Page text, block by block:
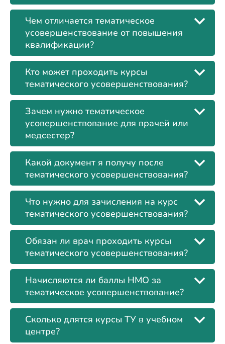
Чем отличается тематическое
усовершенствование от повышения
квалификации?
Кто может проходить курсы
тематического усовершенствования?
Зачем нужно тематическое
усовершенствование для врачей или
медсестер?
Какой документ я получу после
тематического усовершенствования?
Что нужно для зачисления на курс
тематического усовершенствования?
Обязан ли врач проходить курсы
тематического усовершенствования?
Начисляются ли баллы НМО за
тематическое усовершенствование?
Сколько длятся курсы ТУ в учебном
центре?